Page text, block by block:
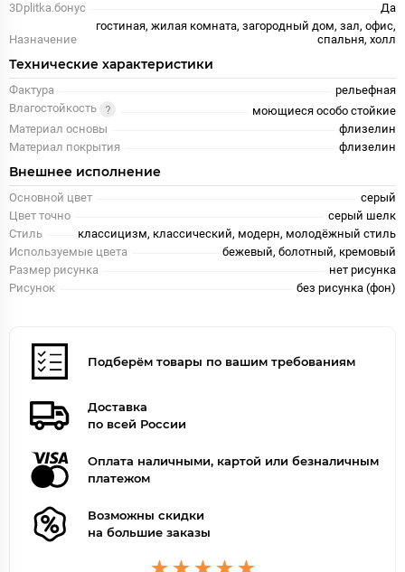
3Dplitka.бонус
Да
Назначение
гостиная, жилая комната, загородный дом, зал, офис,
спальня, холл
Технические характеристики
Фактура
рельефная
Влагостойкость
моющиеся особо стойкие
Материал основы
флизелин
Материал покрытия
флизелин
Внешнее исполнение
Основной цвет
серый
Цвет точно
серый шелк
Стиль
классицизм, классический, модерн, молодёжный стиль
Используемые цвета
бежевый, болотный, кремовый
Размер рисунка
нет рисунка
Рисунок
без рисунка (фон)
Подберём товары по вашим требованиям
Доставка
по всей России
Оплата наличными, картой или безналичным
платежом
Возможны скидки
на большие заказы